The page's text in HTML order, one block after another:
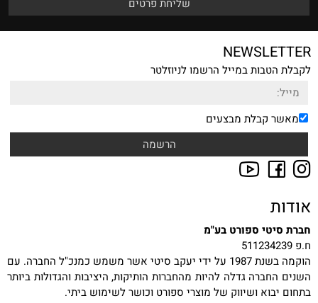
NEWSLETTER
לקבלת הטבות במייל הרשמו לניוזלטר
מאשר קבלת מבצעים
אודות
חברת סיטי ספורט בע"מ
ח.פ 511234239
הוקמה בשנת 1987 על ידי יעקב סיטי אשר משמש כמנכ"ל החברה. עם
השנים החברה גדלה להיות מהחברות הותיקות, היציבות והגדולות ביותר
בתחום יבוא ושיווק של מוצרי ספורט וכושר לשימוש ביתי.